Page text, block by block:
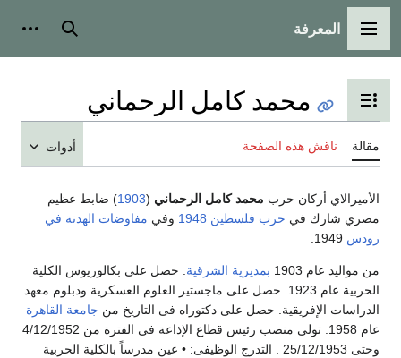
القائمة الرئيسية
المعرفة بحث
تبديل عرض جدول المحتويات
محمد كامل الرحماني
مقالة ناقش هذه الصفحة أدوات
الأميرالاي أركان حرب محمد كامل الرحماني (
1903) ضابط عظيم
مصري شارك في حرب فلسطين 1948 وفي مفاوضات الهدنة في
رودس
من مواليد عام 1903 بمديرية الشرقية . حصل على بكالوريوس الكلية
الحربية عام 1923. حصل على ماجستير العلوم العسكرية ودبلوم معهد
الدراسات الإفريقية. حصل على دكتوراه فى التاريخ من جامعة القاهرة
عام 1958. تولى منصب رئيس قطاع الإذاعة فى الفترة من 4/12/1952
وحتى 25/12/1953 . التدرج الوظيفى: • عين مدرساً بالكلية الحربية